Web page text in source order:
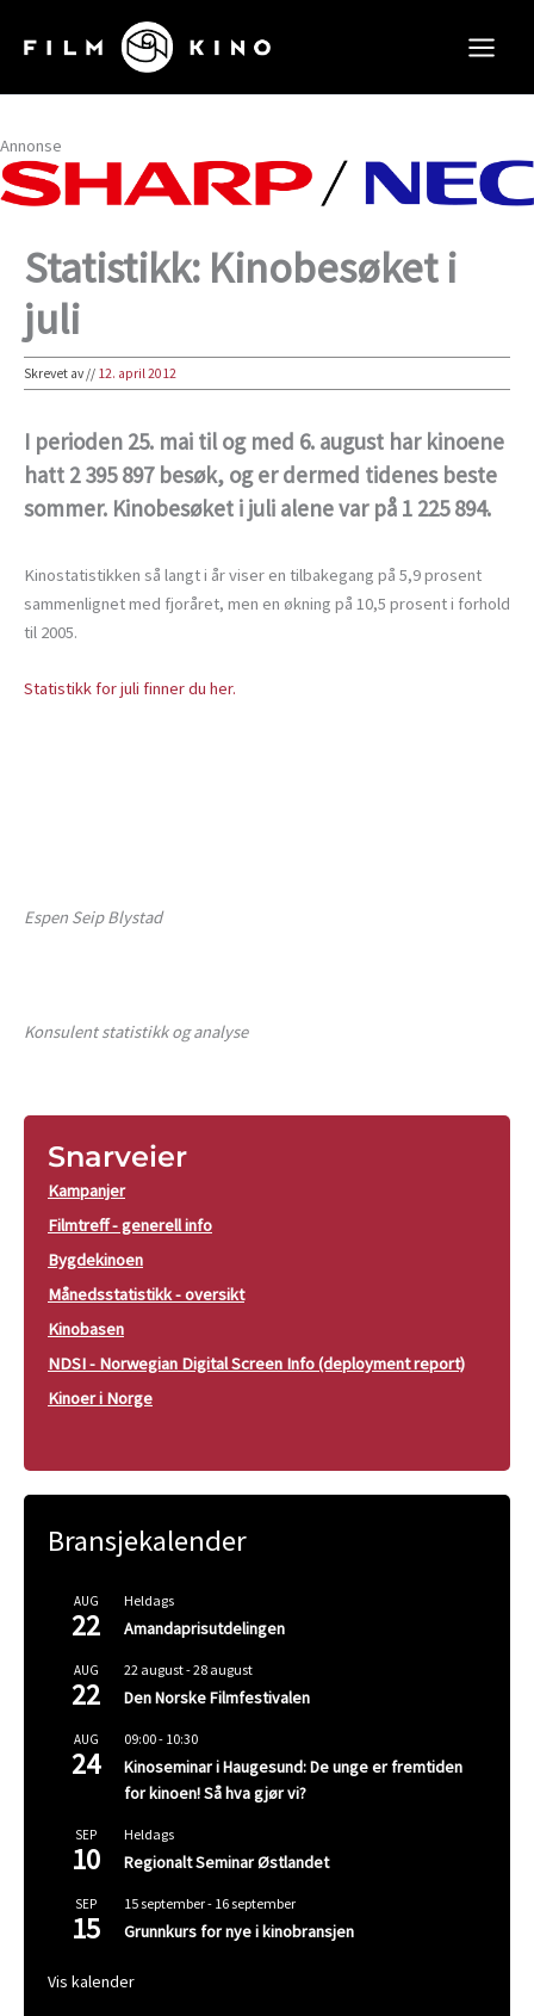
rett
innholdet
Annonse
Statistikk: Kinobesøket i
juli
Skrevet av// 12. april 2012
I perioden 25. mai til og med 6. august har kinoene
hatt 2 395 897 besøk, og er dermed tidenes beste
sommer. Kinobesøket i juli alene var på 1 225 894.
Kinostatistikken så langt i år viser en tilbakegang på 5,9 prosent
sammenlignet med fjoråret, men en økning på 10,5 prosent i forhold
til 2005.
Statistikk for juli finner du her.
Espen Seip Blystad
Konsulent statistikk og analyse
Snarveier
Kampanjer
Filmtreff - generell info
Bygdekinoen
Månedsstatistikk - oversikt
Kinobasen
NDSI - Norwegian Digital Screen Info (deployment report)
Kinoer i Norge
Bransjekalender
AUG
22
Heldags
Amandaprisutdelingen
AUG
22
22 august-28 august
Den Norske Filmfestivalen
AUG
24
09:00- 10:30
Kinoseminar i Haugesund: De unge er fremtiden
for kinoen! Så hva gjør vi?
SEP
10
Heldags
Regionalt Seminar Østlandet
SEP
15
15 september- 16 september
Grunnkurs for nye i kinobransjen
Vis kalender